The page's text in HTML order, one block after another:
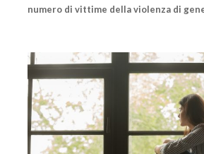
numero di vittime della violenza di